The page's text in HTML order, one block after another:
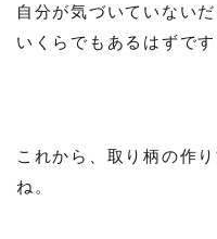
自分が気づいていない
いくらでもあるはずです
これから、取り柄の作
ね。